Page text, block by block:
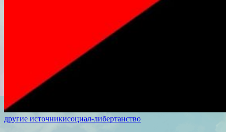
другие источникисоциал-либертанство